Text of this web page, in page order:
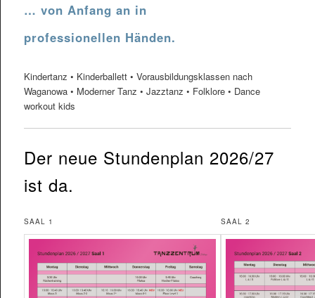
… von Anfang an in
professionellen Händen.
Kindertanz • Kinderballett • Vorausbildungsklassen nach
Waganowa • Moderner Tanz • Jazztanz • Folklore • Dance
workout kids
Der neue Stundenplan 2026/27
ist da.
SAAL 1 SAAL 2